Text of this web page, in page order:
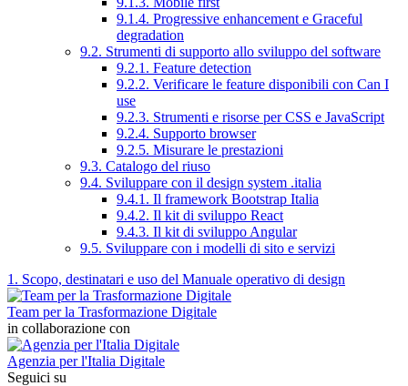
9.1.4. Progressive enhancement e Graceful
degradation
9.2. Strumenti di supporto allo sviluppo del software
9.2.1. Feature detection
9.2.2. Verificare le feature disponibili con Can I
use
9.2.3. Strumenti e risorse per CSS e JavaScript
9.2.4. Supporto browser
9.2.5. Misurare le prestazioni
9.3. Catalogo del riuso
9.4. Sviluppare con il design system .italia
9.4.1. Il framework Bootstrap Italia
9.4.2. Il kit di sviluppo React
9.4.3. Il kit di sviluppo Angular
9.5. Sviluppare con i modelli di sito e servizi
1. Scopo, destinatari e uso del Manuale operativo di design
Team per la Trasformazione Digitale
in collaborazione con
Agenzia per l'Italia Digitale
Seguici su